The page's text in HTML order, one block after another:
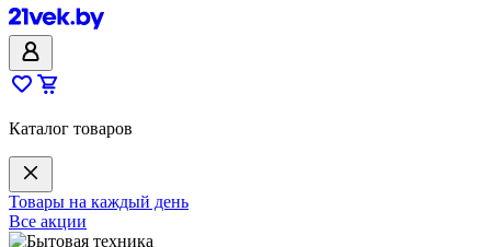
Каталог товаров
Товары на каждый день
Все акции